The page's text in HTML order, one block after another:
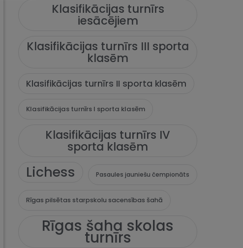
Klasifikācijas turnīrs
iesācējiem
Klasifikācijas turnīrs III sporta
klasēm
Klasifikācijas turnīrs II sporta klasēm
Klasifikācijas turnīrs I sporta klasēm
Klasifikācijas turnīrs IV
sporta klasēm
Lichess Pasaules jauniešu čempionāts
Rīgas pilsētas starpskolu sacensības šahā
Rīgas šaha skolas
turnīrs